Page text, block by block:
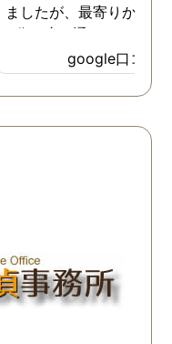
ましたが、最寄りから徒
3分程度で通いやすかっ
google口コミ